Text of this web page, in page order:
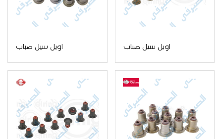
اويل سيل صباب اويل سيل صباب